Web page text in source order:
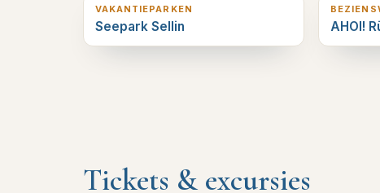
VAKANTIEPARKEN
Seepark Sellin AHOI!
Tickets & excursies